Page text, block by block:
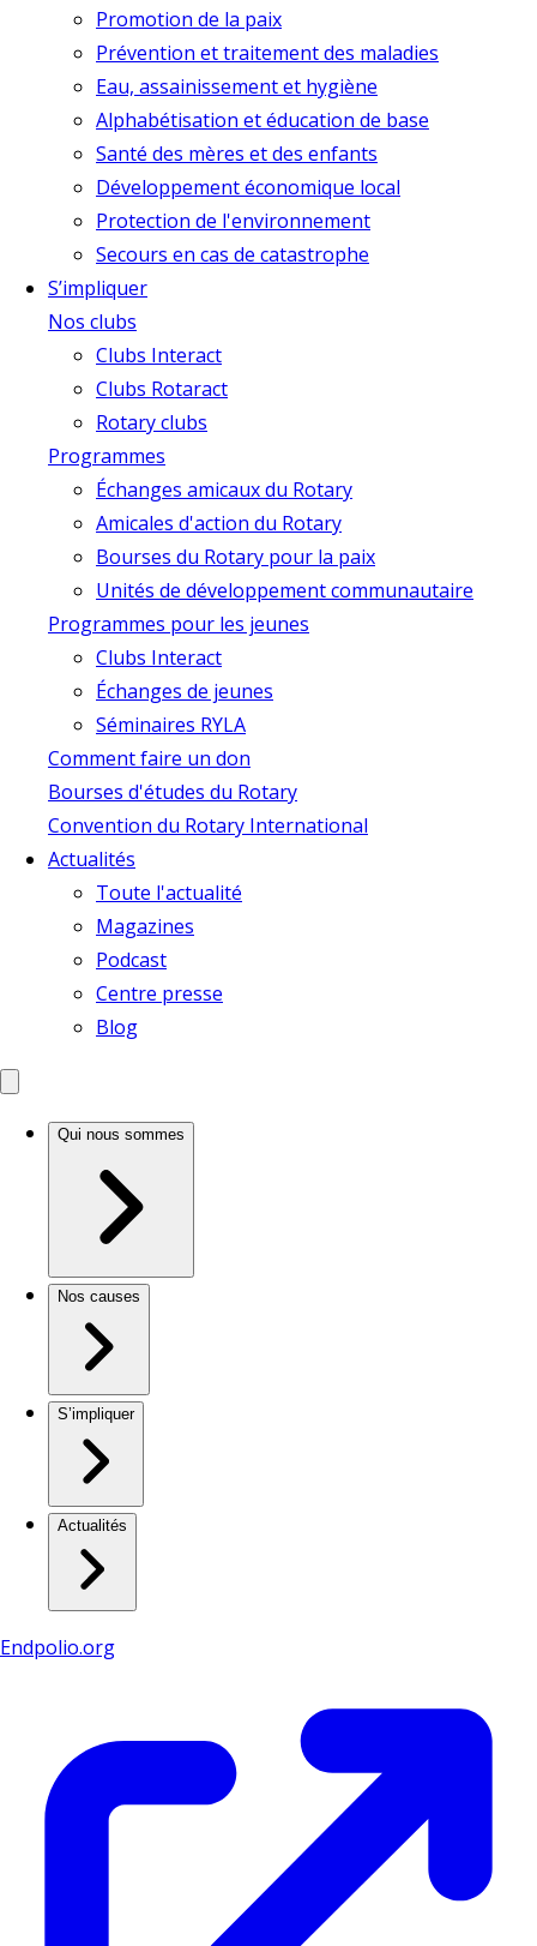
Promotion de la paix
Prévention et traitement des maladies
Eau, assainissement et hygiène
Alphabétisation et éducation de base
Santé des mères et des enfants
Développement économique local
Protection de l'environnement
Secours en cas de catastrophe
S’impliquer
Nos clubs
Clubs Interact
Clubs Rotaract
Rotary clubs
Programmes
Échanges amicaux du Rotary
Amicales d'action du Rotary
Bourses du Rotary pour la paix
Unités de développement communautaire
Programmes pour les jeunes
Clubs Interact
Échanges de jeunes
Séminaires RYLA
Comment faire un don
Bourses d'études du Rotary
Convention du Rotary International
Actualités
Toute l'actualité
Magazines
Podcast
Centre presse
Blog
Qui nous sommes
Nos causes
S’impliquer
Actualités
Endpolio.org